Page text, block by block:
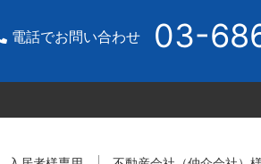
電話でお問い合わせ 03-